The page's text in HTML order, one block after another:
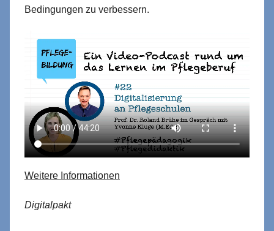
Bedingungen zu verbessern.
Weitere Informationen
Digitalpakt